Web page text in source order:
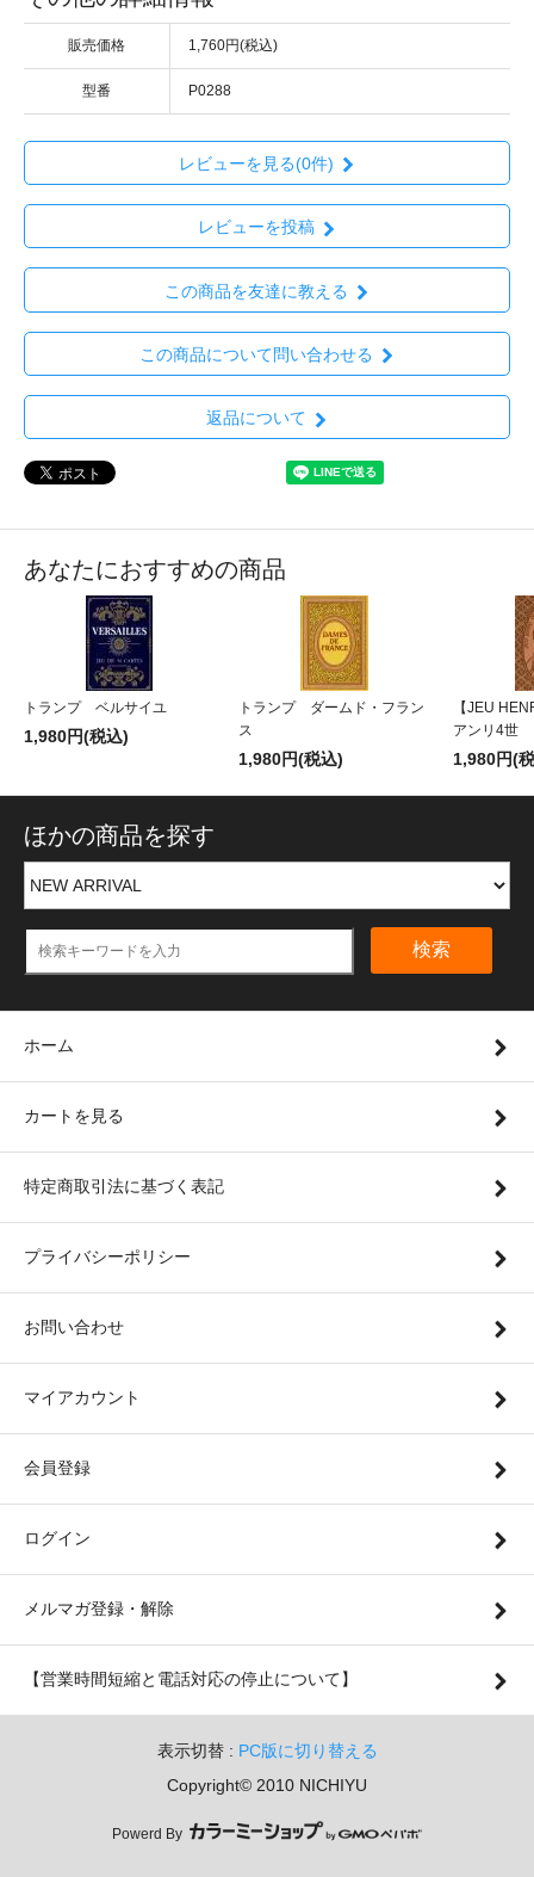
販売価格 1,760円(税込)
型番 P0288
レビューを見る(0件)
レビューを投稿
この商品を友達に教える
この商品について問い合わせる
返品について
あなたにおすすめの商品
トランプ ベルサイユ
1,980円(税込)
トランプ ダームド・フラン
ス
1,980円(税込)
【JEU
アンリ4世
1,980円(
ほかの商品を探す
検索
ホーム
カートを見る
特定商取引法に基づく表記
プライバシーポリシー
お問い合わせ
マイアカウント
会員登録
ログイン
メルマガ登録・解除
【営業時間短縮と電話対応の停止について】
表示切替 : PC版に切り替える
Copyright© 2010 NICHIYU
Powerd By